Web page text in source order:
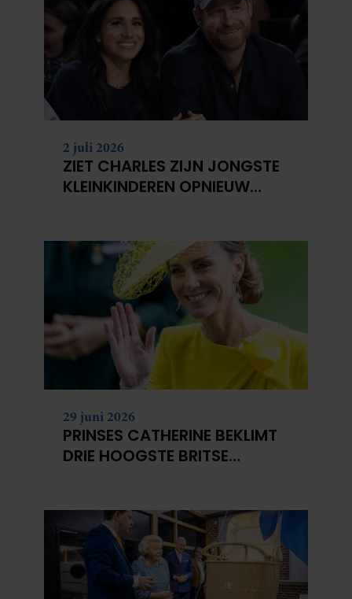
2 juli 2026
ZIET CHARLES ZIJN JONGSTE
KLEINKINDEREN OPNIEUW
29 juni 2026
PRINSES CATHERINE BEKLIMT
DRIE HOOGSTE BRITSE